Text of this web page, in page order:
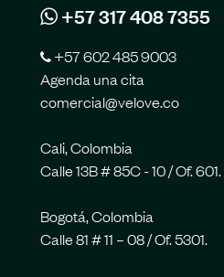
+57 317 408 7355
+57 602 485 9003
Agenda una cita
comercial@velove.co
Cali, Colombia
Calle 13B # 85C - 10 / Of. 601.
Bogotá, Colombia
Calle 81 # 11 – 08 / Of. 5301.